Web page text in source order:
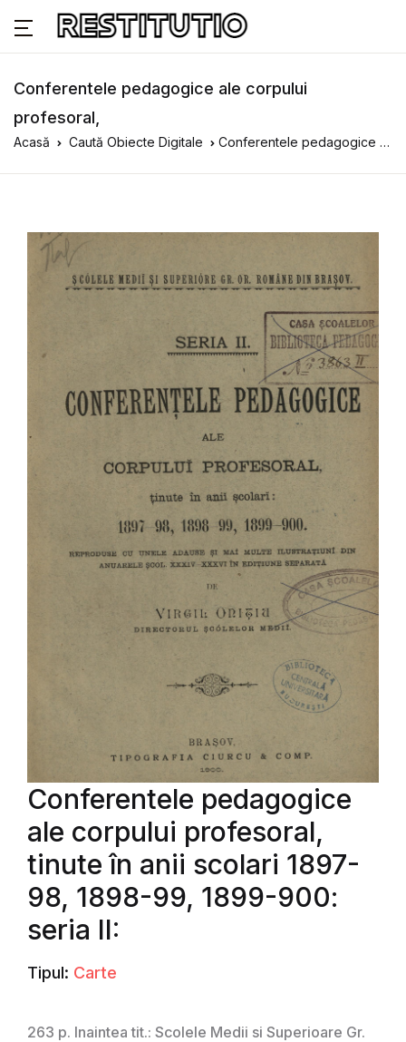
Conferentele pedagogice ale corpului
profesoral,
Acasă Caută Obiecte Digitale Conferentele pedagogice ale corpului profesoral,
Conferentele pedagogice
ale corpului profesoral,
tinute în anii scolari 1897-
98, 1898-99, 1899-900:
seria II:
Tipul: Carte
263 p. Inaintea tit.: Scolele Medii si Superioare Gr.